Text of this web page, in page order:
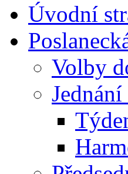
Úvodní
Volby
Jednání